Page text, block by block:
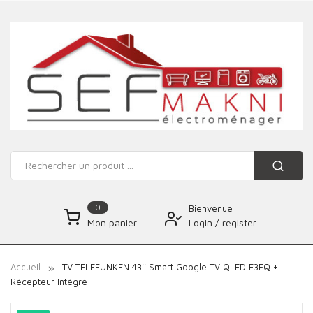
0
Mon panier
Bienvenue
Login / register
Accueil
TV TELEFUNKEN 43'' Smart Google TV QLED E3FQ +
Récepteur Intégré